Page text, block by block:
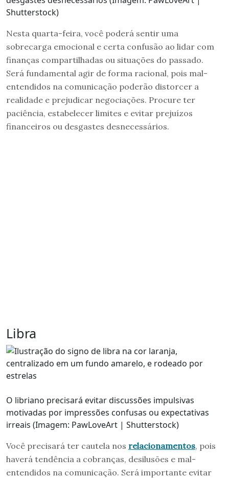
Shutterstock)
Nesta quarta-feira, você poderá sentir uma
sobrecarga emocional e certa confusão ao lidar com
finanças compartilhadas ou situações do passado.
Será fundamental agir de forma racional, pois mal-
entendidos na comunicação poderão distorcer a
realidade e prejudicar negociações. Procure ter
paciência, estabelecer limites e evitar prejuízos
financeiros ou desgastes desnecessários.
Libra
O libriano precisará evitar discussões impulsivas
motivadas por impressões confusas ou expectativas
irreais (Imagem: PawLoveArt | Shutterstock)
Você precisará ter cautela nos relacionamentos, pois
haverá tendência a cobranças, desilusões e mal-
entendidos na comunicação. Será importante evitar